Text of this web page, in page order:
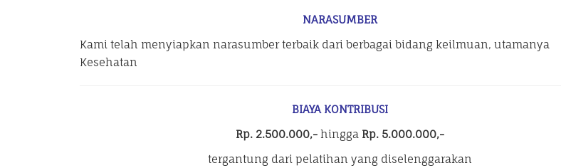
NARASUMBER
Kami telah menyiapkan narasumber terbaik dari berbagai bidang keilmuan, utamanya
Kesehatan
BIAYA KONTRIBUSI
Rp. 2.500.000,- hingga Rp. 5.000.000,-
tergantung dari pelatihan yang diselenggarakan